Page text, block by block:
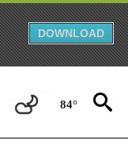
DOWNLOAD
84°